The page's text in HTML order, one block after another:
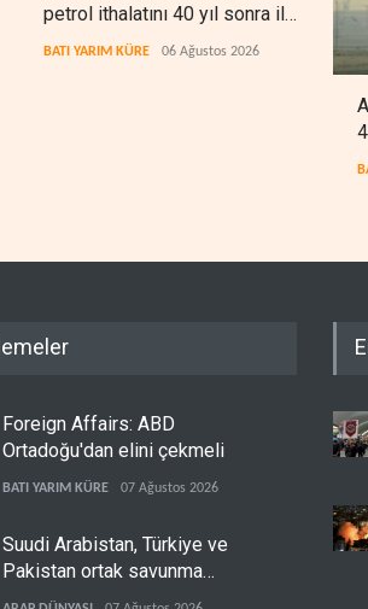
petrol ithalatını 40 yıl sonra ilk
kez durdurdu
BATI YARIM KÜRE 06 Ağustos 2026 İRAN
Foreign Affairs: ABD
Ortadoğu'dan elini çekmeli
BATI YARIM KÜRE 07 Ağustos 2026
Suudi Arabistan, Türkiye ve
Pakistan ortak savunma
anlaşması imzaladı